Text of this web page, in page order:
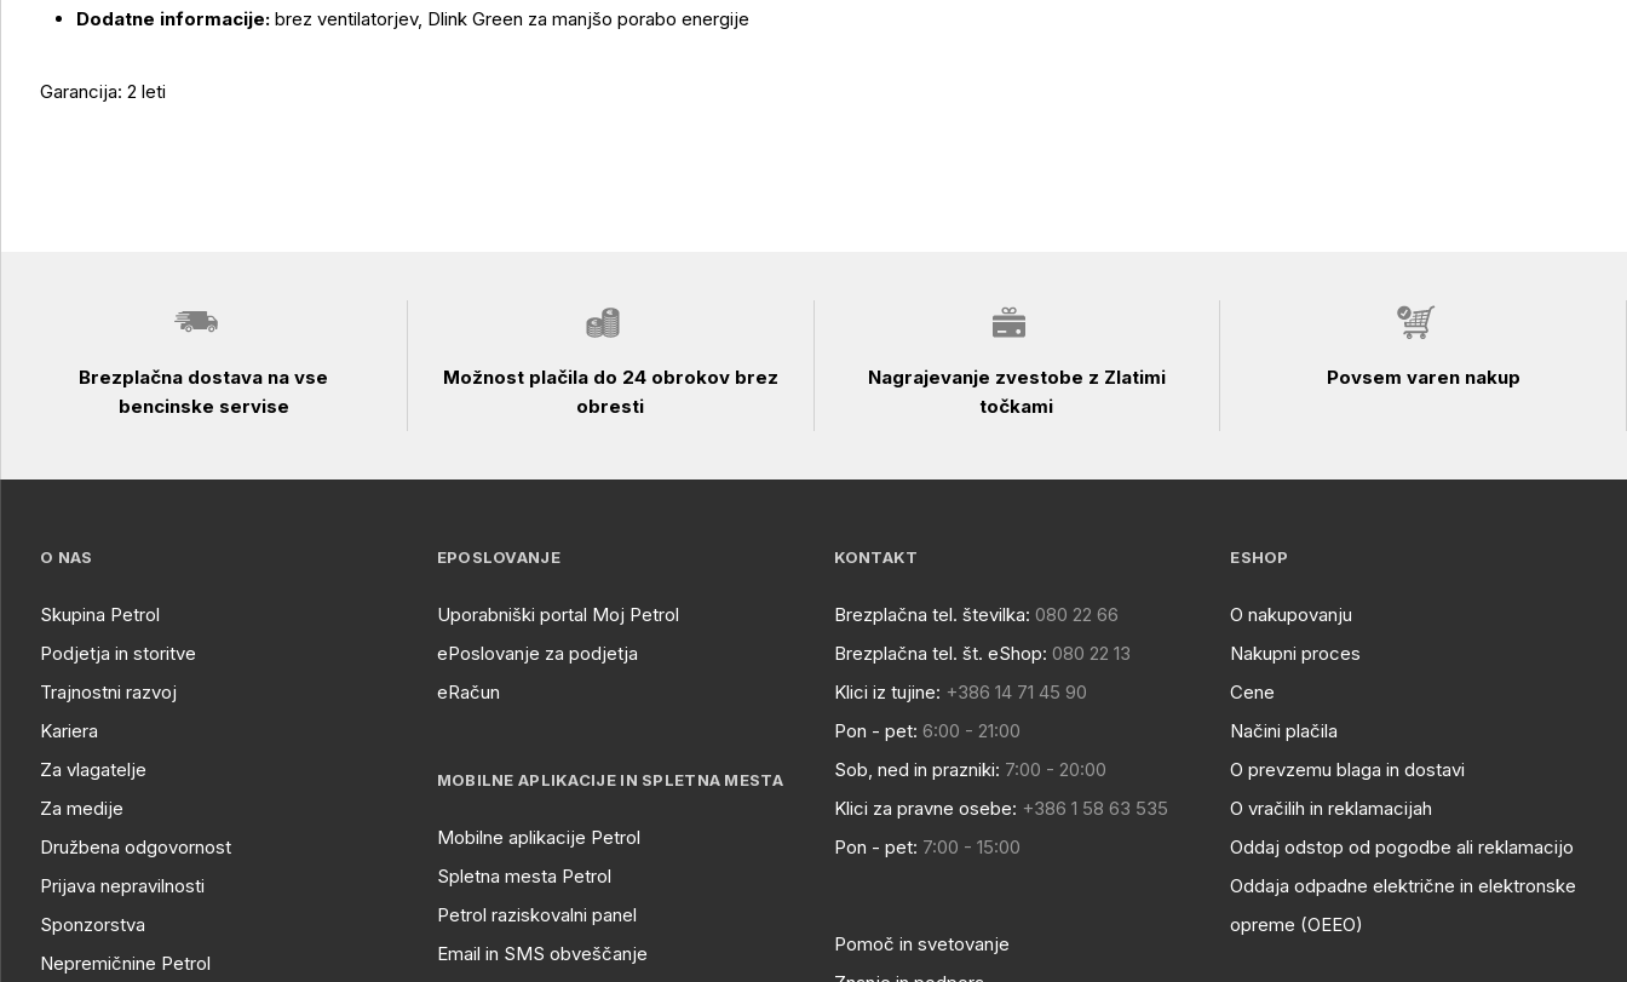
Dodatne informacije: brez ventilatorjev, Dlink Green za manjšo porabo energije
Garancija: 2 leti
Brezplačna dostava na vse
bencinske servise
Možnost plačila do 24 obrokov brez
obresti
Nagrajevanje zvestobe z Zlatimi
točkami
Povsem varen nakup
O NAS
Skupina Petrol
Podjetja in storitve
Trajnostni razvoj
Kariera
Za vlagatelje
Za medije
Družbena odgovornost
Prijava nepravilnosti
Sponzorstva
Nepremičnine Petrol
EPOSLOVANJE
Uporabniški portal Moj Petrol
ePoslovanje za podjetja
eRačun
MOBILNE APLIKACIJE IN SPLETNA MESTA
Mobilne aplikacije Petrol
Spletna mesta Petrol
Petrol raziskovalni panel
Email in SMS obveščanje
KONTAKT
Brezplačna tel. številka: 080 22 66
Brezplačna tel. št. eShop: 080 22 13
Klici iz tujine: +386 14 71 45 90
Pon - pet: 6:00 - 21:00
Sob, ned in prazniki: 7:00 - 20:00
Klici za pravne osebe: +386 1 58 63 535
Pon - pet: 7:00 - 15:00
Pomoč in svetovanje
ESHOP
O nakupovanju
Nakupni proces
Cene
Načini plačila
O prevzemu blaga in dostavi
O vračilih in reklamacijah
Oddaj odstop od pogodbe ali reklamacijo
Oddaja odpadne električne in elektronske
opreme (OEEO)